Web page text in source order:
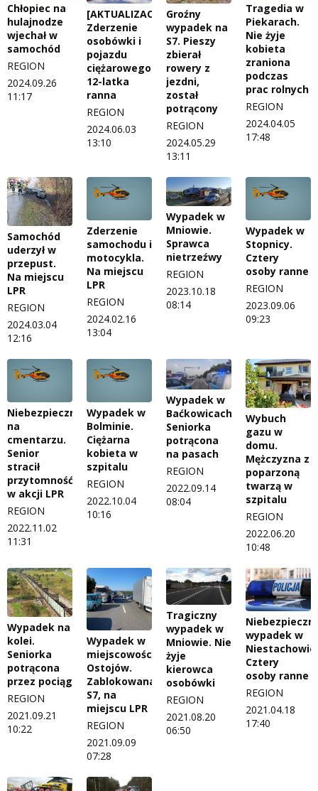
Chłopiec na
hulajnodze
wjechał w
samochód
REGION
2024.09.26
11:17
[AKTUALIZACJA]
Zderzenie
osobówki i
pojazdu
ciężarowego.
12-latka
ranna
REGION
2024.06.03
13:10
Groźny
wypadek na
S7. Pieszy
zbierał
rowery z
jezdni,
został
potrącony
REGION
2024.05.29
13:11
Tragedia w
Piekarach.
Nie żyje
kobieta
zraniona
podczas
prac rolnych
REGION
2024.04.05
17:48
Samochód
uderzył w
przepust.
Na miejscu
LPR
REGION
2024.03.04
12:16
Zderzenie
samochodu i
motocykla.
Na miejscu
LPR
REGION
2024.02.16
13:04
Wypadek w
Mniowie.
Sprawca
nietrzeźwy
REGION
2023.10.18
08:14
Wypadek w
Stopnicy.
Cztery
osoby ranne
REGION
2023.09.06
09:23
Niebezpiecznie
na
cmentarzu.
Senior
stracił
przytomność,
w akcji LPR
REGION
2022.11.02
11:31
Wypadek w
Bolminie.
Ciężarna
kobieta w
szpitalu
REGION
2022.10.04
10:16
Wypadek w
Baćkowicach.
Seniorka
potrącona
na pasach
REGION
2022.09.14
08:04
Wybuch
gazu w
domu.
Mężczyzna z
poparzoną
twarzą w
szpitalu
REGION
2022.06.20
10:48
Wypadek na
kolei.
Seniorka
potrącona
przez pociąg
REGION
2021.09.21
10:22
Wypadek w
miejscowości
Ostojów.
Zablokowana
S7, na
miejscu LPR
REGION
2021.09.09
07:28
Tragiczny
wypadek w
Mniowie. Nie
żyje
kierowca
osobówki
REGION
2021.08.20
06:50
wypadek w
Niestachowie.
Cztery
osoby ranne
REGION
2021.04.18
17:40